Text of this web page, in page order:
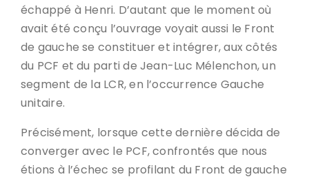
échappé à Henri. D’autant que le moment où
avait été conçu l’ouvrage voyait aussi le Front
de gauche se constituer et intégrer, aux côtés
du PCF et du parti de Jean-Luc Mélenchon, un
segment de la LCR, en l’occurrence Gauche
unitaire.
Précisément, lorsque cette dernière décida de
converger avec le PCF, confrontés que nous
étions à l’échec se profilant du Front de gauche